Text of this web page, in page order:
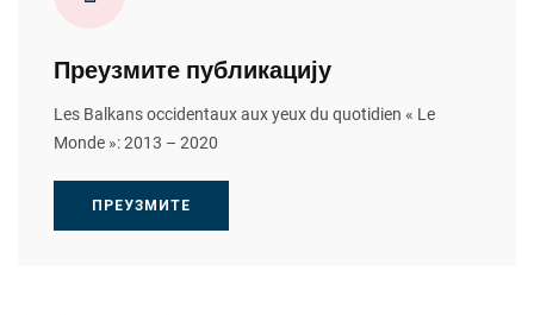
Преузмите публикацију
Les Balkans occidentaux aux yeux du quotidien « Le
Monde »: 2013 – 2020
ПРЕУЗМИТЕ